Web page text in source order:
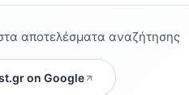
αποτελέσματα αναζήτησης
on Google